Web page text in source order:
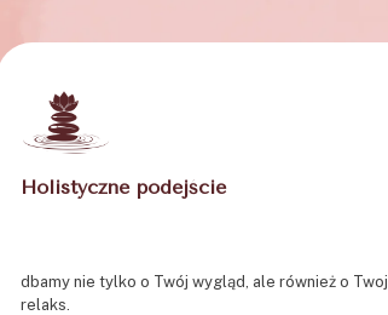
Holistyczne podejście
dbamy nie tylko o Twój wygląd, ale również o
relaks.